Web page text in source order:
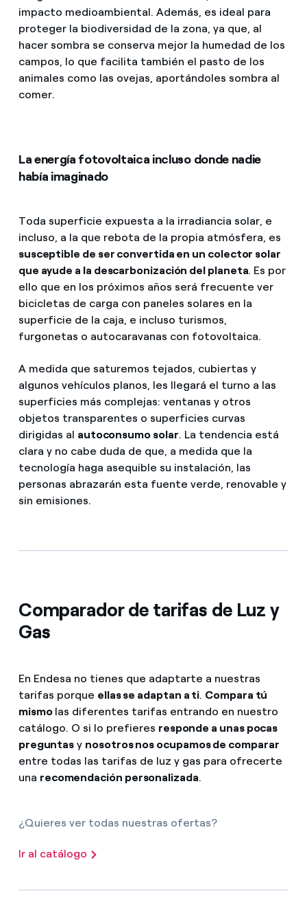
impacto medioambiental. Además, es ideal para
proteger la biodiversidad de la zona, ya que, al
hacer sombra se conserva mejor la humedad de los
campos, lo que facilita también el pasto de los
animales como las ovejas, aportándoles sombra al
comer.
La energía fotovoltaica incluso donde nadie
había imaginado
Toda superficie expuesta a la irradiancia solar, e
incluso, a la que rebota de la propia atmósfera, es
susceptible de ser convertida en un colector solar
que ayude a la descarbonización del planeta. Es por
ello que en los próximos años será frecuente ver
bicicletas de carga con paneles solares en la
superficie de la caja, e incluso turismos,
furgonetas o autocaravanas con fotovoltaica.
A medida que saturemos tejados, cubiertas y
algunos vehículos planos, les llegará el turno a las
superficies más complejas: ventanas y otros
objetos transparentes o superficies curvas
dirigidas al autoconsumo solar. La tendencia está
clara y no cabe duda de que, a medida que la
tecnología haga asequible su instalación, las
personas abrazarán esta fuente verde, renovable y
sin emisiones.
Comparador de tarifas de Luz y
Gas
En Endesa no tienes que adaptarte a nuestras
tarifas porque ellas se adaptan a ti. Compara tú
mismolas diferentes tarifas entrando en nuestro
catálogo. O si lo prefieres responde a unas pocas
preguntas y nosotros nos ocupamos de comparar
entre todas las tarifas de luz y gas para ofrecerte
una recomendación personalizada.
¿Quieres ver todas nuestras ofertas?
Ir al catálogo